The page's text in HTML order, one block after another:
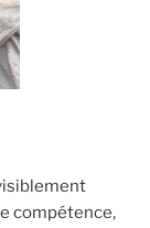
compétence,